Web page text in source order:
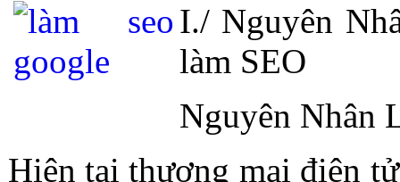
I./ Nguyên
làm SEO
Nguyên Nhân
Hiện tại thương mại điện